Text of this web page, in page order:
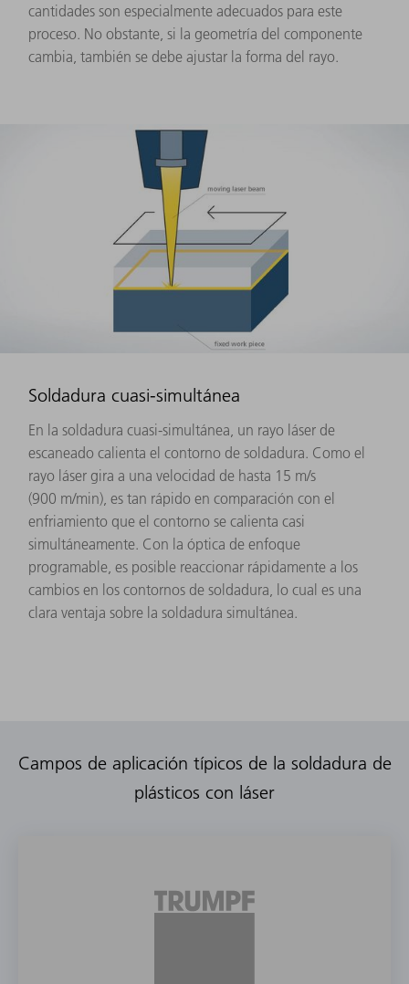
cantidades son especialmente adecuados para este
proceso. No obstante, si la geometría del componente
cambia, también se debe ajustar la forma del rayo.
Soldadura cuasi-simultánea
En la soldadura cuasi-simultánea, un rayo láser de
escaneado calienta el contorno de soldadura. Como el
rayo láser gira a una velocidad de hasta 15 m/s
(900 m/min), es tan rápido en comparación con el
enfriamiento que el contorno se calienta casi
simultáneamente. Con la óptica de enfoque
programable, es posible reaccionar rápidamente a los
cambios en los contornos de soldadura, lo cual es una
clara ventaja sobre la soldadura simultánea.
Campos de aplicación típicos de la soldadura de
plásticos con láser